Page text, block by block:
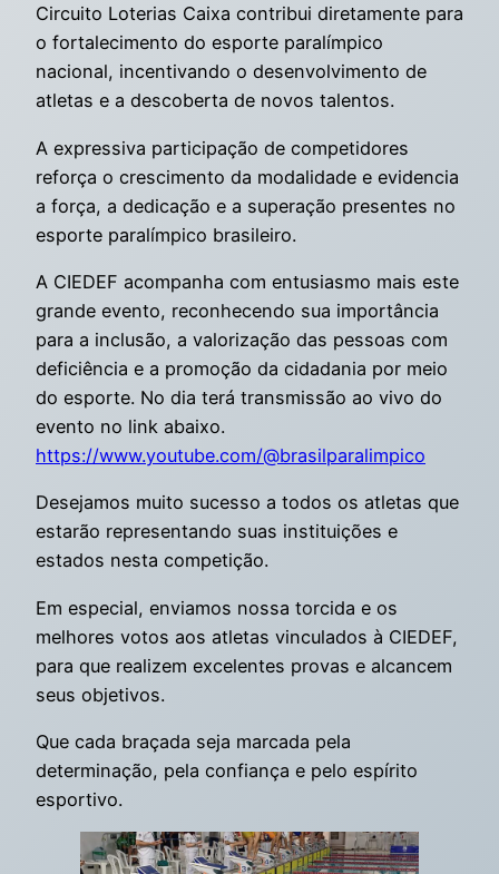
Circuito Loterias Caixa contribui diretamente para
o fortalecimento do esporte paralímpico
nacional, incentivando o desenvolvimento de
atletas e a descoberta de novos talentos.
A expressiva participação de competidores
reforça o crescimento da modalidade e evidencia
a força, a dedicação e a superação presentes no
esporte paralímpico brasileiro.
A CIEDEF acompanha com entusiasmo mais este
grande evento, reconhecendo sua importância
para a inclusão, a valorização das pessoas com
deficiência e a promoção da cidadania por meio
do esporte. No dia terá transmissão ao vivo do
evento no link abaixo.
https://www.youtube.com/@brasilparalimpico
Desejamos muito sucesso a todos os atletas que
estarão representando suas instituições e
estados nesta competição.
Em especial, enviamos nossa torcida e os
melhores votos aos atletas vinculados à CIEDEF,
para que realizem excelentes provas e alcancem
seus objetivos.
Que cada braçada seja marcada pela
determinação, pela confiança e pelo espírito
esportivo.